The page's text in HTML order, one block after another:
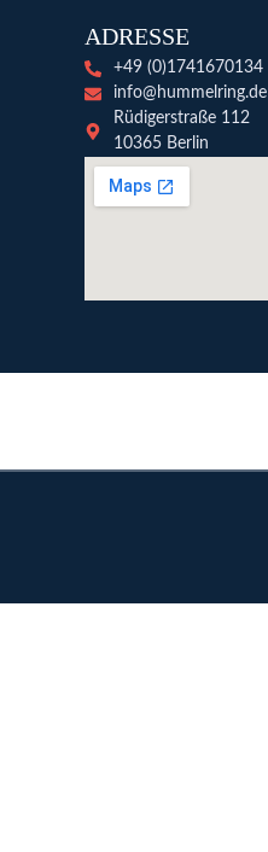
ADRESSE
+49 (0)1741670134
info@hummelring.de
Rüdigerstraße 112
10365 Berlin